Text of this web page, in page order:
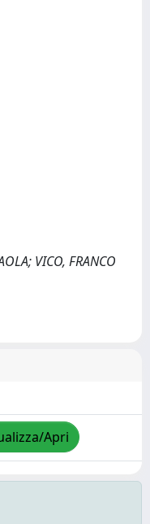
VICO, FRANCO
Apri